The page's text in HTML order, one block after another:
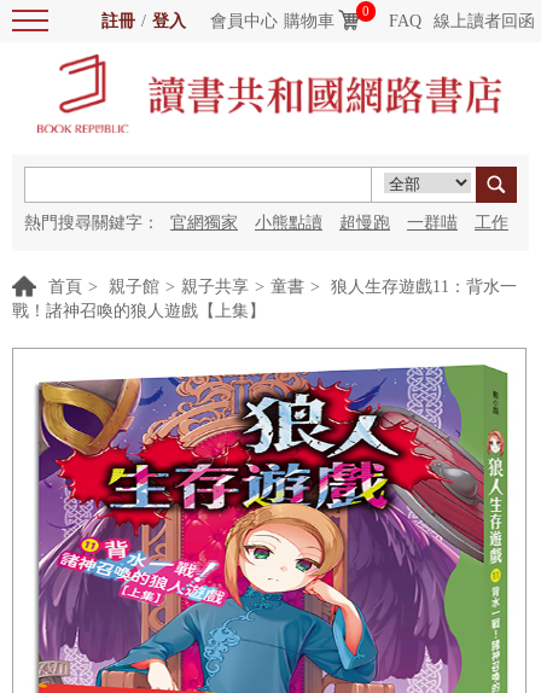
註冊 / 登入 會員中心 購物車
0
FAQ 線上讀者回函
熱門搜尋關鍵字： 官網獨家 小熊點讀 超慢跑 一群喵 工作
首頁 > 親子館 > 親子共享 > 童書 >
狼人生存遊戲11：背水一
戰！諸神召喚的狼人遊戲【上集】